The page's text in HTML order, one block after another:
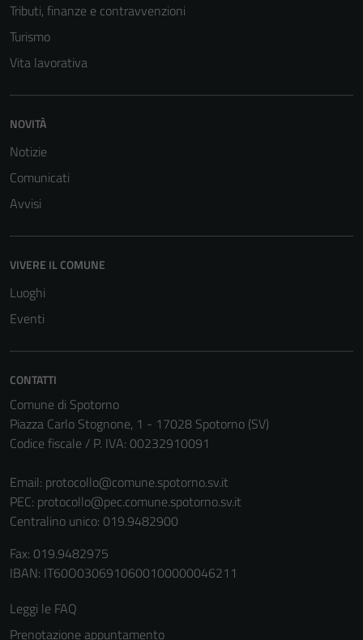
Tributi, finanze e contravvenzioni
Turismo
Vita lavorativa
NOVITÀ
Notizie
Comunicati
Avvisi
VIVERE IL COMUNE
Luoghi
Eventi
CONTATTI
Comune di Spotorno
Piazza Carlo Stognone, 1 - 17028 Spotorno (SV)
Codice fiscale / P. IVA: 00232910091
Email: protocollo@comune.spotorno.sv.it
PEC: protocollo@pec.comune.spotorno.sv.it
Centralino unico: 019.9482900
Fax: 019.9482975
IBAN: IT60O0306910600100000046211
Leggi le FAQ
Prenotazione appuntamento